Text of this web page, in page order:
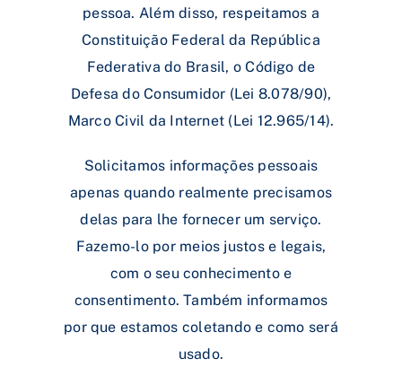
pessoa. Além disso, respeitamos a
Constituição Federal da República
Federativa do Brasil, o Código de
Defesa do Consumidor (Lei 8.078/90),
Marco Civil da Internet (Lei 12.965/14).
Solicitamos informações pessoais
apenas quando realmente precisamos
delas para lhe fornecer um serviço.
Fazemo-lo por meios justos e legais,
com o seu conhecimento e
consentimento. Também informamos
por que estamos coletando e como será
usado.